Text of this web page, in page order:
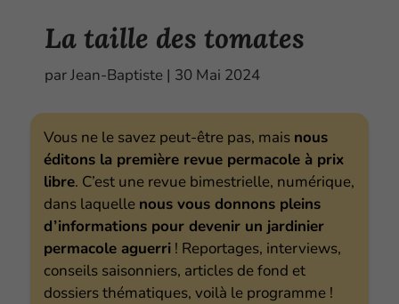
La taille des tomates
parJean-Baptiste | 30 Mai 2024
Vous ne le savez peut-être pas, mais nous
éditons la première revue permacole à prix
libre. C’est une revue bimestrielle, numérique,
dans laquelle nous vous donnons pleins
d’informations pour devenir un jardinier
permacole aguerri! Reportages, interviews,
conseils saisonniers, articles de fond et
dossiers thématiques, voilà le programme !